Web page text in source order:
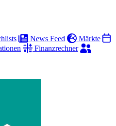
News Feed
Märkte
Finanzrechner